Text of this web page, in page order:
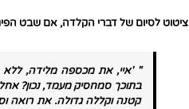
ציטוט לסיום של דברי הקלדה, אם שבט
" 'איי, את מכספה מלידה,
בתוכך סמחסיק מעמד, נכון?
קטנה וקללה גדולה. את רואה